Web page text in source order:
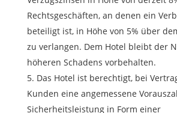
Rechtsgeschäften, an denen ein
beteiligt ist, in Höhe von 5% über
zu verlangen. Dem Hotel bleibt der
höheren Schadens vorbehalten.
Das Hotel ist berechtigt, bei
Kunden eine angemessene
Sicherheitsleistung in Form einer